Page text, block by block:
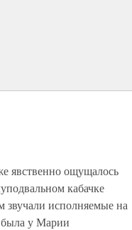
явственно ощущалось
кабачке
исполняемые на
была у Марии